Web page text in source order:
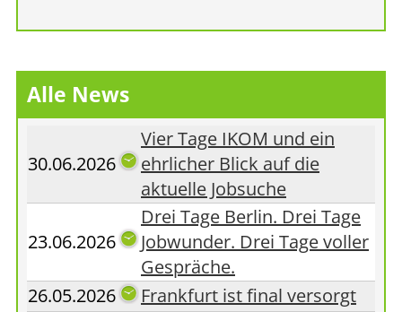
Alle News
30.06.2026
Vier Tage IKOM und ein
ehrlicher Blick auf die
aktuelle Jobsuche
23.06.2026
Drei Tage Berlin. Drei Tage
Jobwunder. Drei Tage voller
Gespräche.
26.05.2026
Frankfurt ist final versorgt